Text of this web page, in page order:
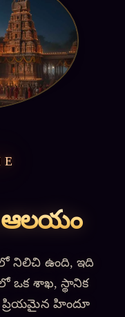
ఆలయం
నిలిచి ఉంది, ఇది
ఒక శాఖ, స్థానిక
ప్రియమైన హిందూ